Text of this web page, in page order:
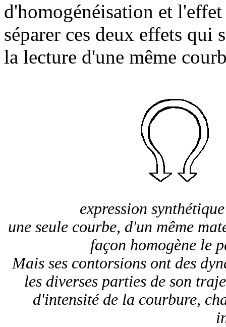
d'homogénéisation et
séparer ces deux effets qui
la lecture d'une même
expression
une seule courbe, d'un même
façon homogène le
Mais ses contorsions ont des
les diverses parties de son
d'intensité de la courbure,